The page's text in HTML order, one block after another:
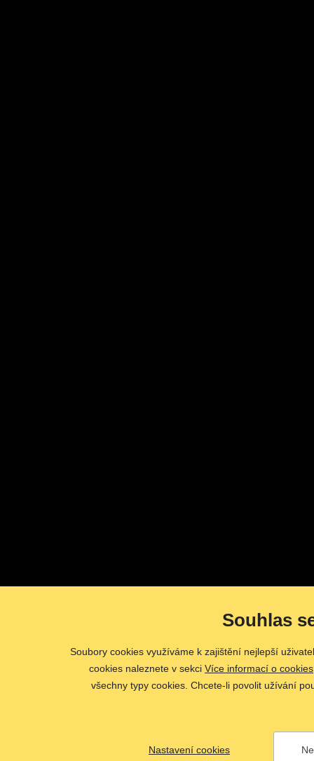
Souhlas
Soubory cookies využíváme k zajištění nejlepší
cookies naleznete v sekci Více informací o cookies
všechny typy cookies. Chcete-li povolit užívání
Nastavení cookies